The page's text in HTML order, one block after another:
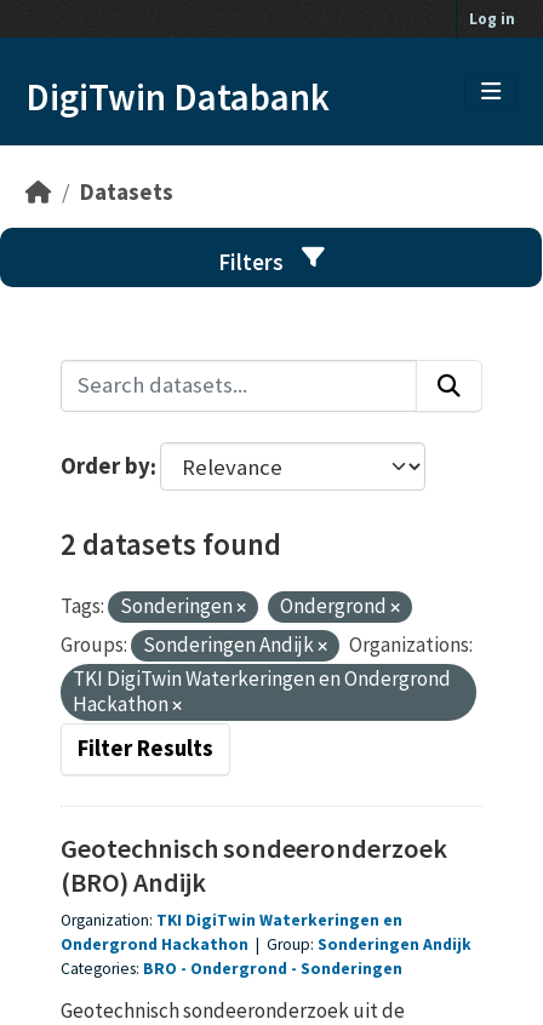
Log in
DigiTwin Databank
Datasets
Filters
Order by
2 datasets found
Tags: Sonderingen
Ondergrond
Groups:
Sonderingen Andijk
Organizations:
TKI DigiTwin Waterkeringen en Ondergrond
Hackathon
Filter Results
Geotechnisch sondeeronderzoek
(BRO) Andijk
Organization: TKI DigiTwin Waterkeringen en
Ondergrond Hackathon | Group: Sonderingen Andijk
Categories: BRO Ondergrond Sonderingen
Geotechnisch sondeeronderzoek uit de